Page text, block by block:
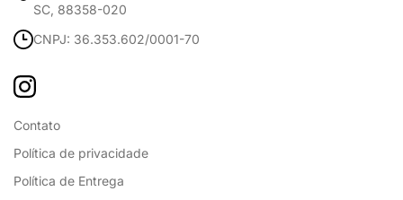
SC, 88358-020
CNPJ: 36.353.602/0001-70
Contato
Política de privacidade
Política de Entrega